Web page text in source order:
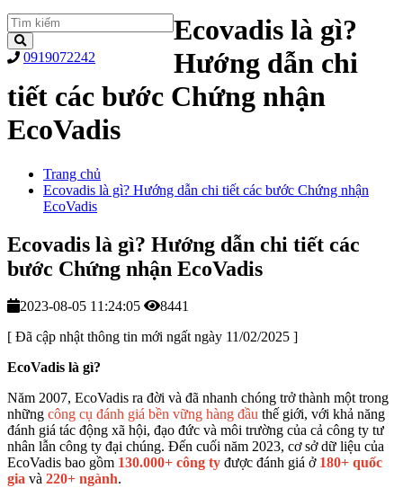
0919072242
Ecovadis là gì?
Hướng dẫn chi
tiết các bước Chứng nhận
EcoVadis
Trang chủ
Ecovadis là gì? Hướng dẫn chi tiết các bước Chứng nhận
EcoVadis
Ecovadis là gì? Hướng dẫn chi tiết các
bước Chứng nhận EcoVadis
2023-08-05 11:24:05
8441
[ Đã cập nhật thông tin mới ngất ngày 11/02/2025 ]
EcoVadis là gì?
Năm 2007, EcoVadis ra đời và đã nhanh chóng trở thành một trong
những công cụ đánh giá bền vững hàng đầu thế giới, với khả năng
đánh giá tác động xã hội, đạo đức và môi trường của cả công ty tư
nhân lẫn công ty đại chúng. Đến cuối năm 2023, cơ sở dữ liệu của
EcoVadis bao gồm 130.000+ công ty được đánh giá ở 180+ quốc
gia và 220+ ngành.